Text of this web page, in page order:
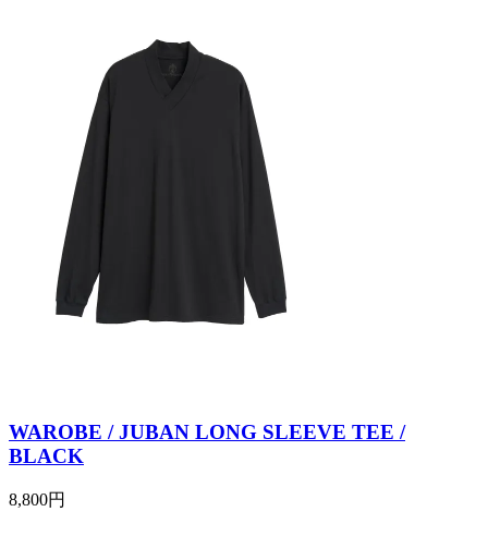
WAROBE / JUBAN LONG SLEEVE TEE /
BLACK
8,800円